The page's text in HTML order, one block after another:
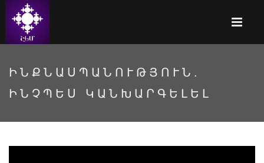
ԻՆՔՆԱՍՊԱՆՈՒԹՅՈՒՆ.
ԻՆՉՊԵՍ ԿԱՆԽԱՐԳԵԼԵԼ